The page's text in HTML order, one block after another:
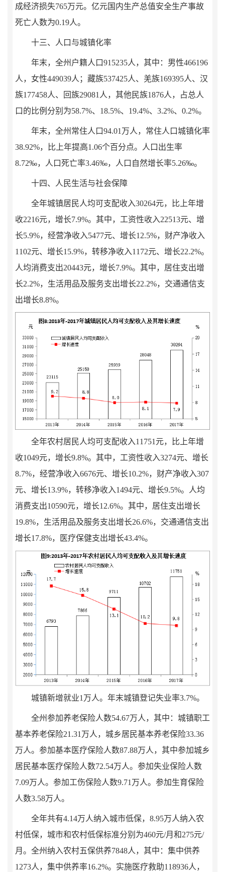
成经济损失765万元。亿元国内生产总值安全生产事故
死亡人数为0.19人。
十三、人口与城镇化率
年末，全州户籍人口915235人，其中：男性466196
人，女性449039人；藏族537425人、羌族169395人、汉
族177458人、回族29081 人，其他民族1876人，占总人
口的比例分别为58.7%、 18.5%、 19.4%、 3.2%、 0.2%。
年末，全州常住人口94.01 万人，常住人口城镇化率
38.92%，比上年提高1.06个百分点。人口出生率
8.72‰，人口死亡率3.46‰，人口自然增长率5.26‰。
十四、人民生活与社会保障
全年城镇居民人均可支配收入30264元，比上年增
收2216元，增长7.9%。其中，工资性收入22513元、增
长5.9%，经营净收入5477元、增长12.5%， 财产净收入
1102元、增长15.9%，转移净收入1172元、 增长22.2%。
人均消费支出20443元，增长7.9%。 其中，居住支出增
长2.2%，生活用品及服务支出增长22.2%，交通通信支
出增长8.8%。
全年农村居民人均可支配收入11751 元，比上年增
收1049元，增长9.8%。其中，工资性收入3274元、增长
8.7%，经营净收入6676元、增长10.2%，财产净收入307
元、增长13.9%，转移净收入1494元、增长9.5%。人均
消费支出10590元，增长12.6%。 其中，居住支出增长
19.8%，生活用品及服务支出增长26.6%，交通通信支出
增长17.8%，医疗保健支出增长43.4%。
城镇新增就业1 万人。年末城镇登记失业率3.7%。
全州参加养老保险人数54.67万人，其中：城镇职工
基本养老保险21.31 万人，城乡居民基本养老保险33.36
万人。参加基本医疗保险人数87.88万人， 其中参加城乡
居民基本医疗保险人数72.54万人。参加失业保险人数
7.09万人。参加工伤保险人数9.71 万人。参加生育保险
人数3.58万人。
全年共有4.14万人纳入城市低保， 8.95万人纳入农
村低保，城市和农村低保标准分别为460元/月和275元/
月。全州纳入农村五保供养7848人，其中：集中供养
1273人，集中供养率16.2%。实施医疗救助118936人，